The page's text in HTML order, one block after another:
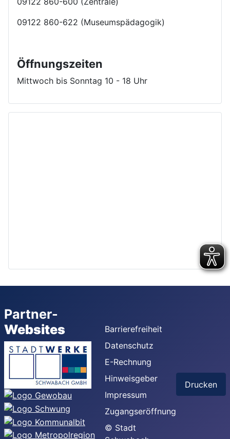
09122 860-622 (Museumspädagogik)
Öffnungszeiten
Mittwoch bis Sonntag 10 - 18 Uhr
Partner-
Websites
Barrierefreiheit
Datenschutz
E-Rechnung
Hinweisgeber
Impressum
Zugangseröffnung
© Stadt
Drucken